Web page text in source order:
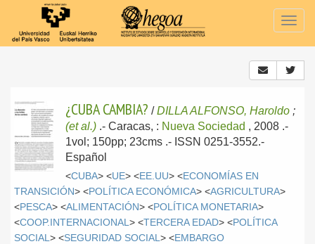
¿CUBA CAMBIA? /DILLA ALFONSO, Haroldo ;
(et al.) .- Caracas, : Nueva Sociedad , 2008 .-
1vol; 150pp; 23cms .- ISSN 0251-3552.-
Español
<CUBA> <UE> <EE.UU> <ECONOMÍAS EN
TRANSICIÓN> <POLÍTICA ECONÓMICA> <AGRICULTURA>
<PESCA> <ALIMENTACIÓN> <POLÍTICA MONETARIA>
<COOP.INTERNACIONAL > <TERCERA EDAD> <POLÍTICA
SOCIAL > <SEGURIDAD SOCIAL > <EMBARGO